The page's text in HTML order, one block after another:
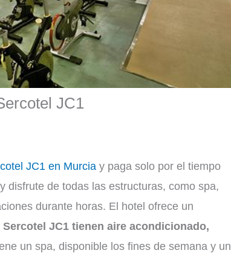
JC1
JC1 en Murcia y paga solo por el tiempo
disfrute de todas las estructuras, como spa,
durante horas. El hotel ofrece un
JC1 tienen aire acondicionado,
un spa, disponible los fines de semana y un